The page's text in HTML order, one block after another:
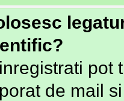
pot
de mail